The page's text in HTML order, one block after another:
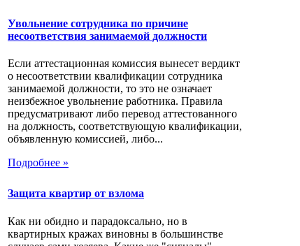
Увольнение сотрудника по причине
несоответствия занимаемой должности
Если аттестационная комиссия вынесет вердикт
о несоответствии квалификации сотрудника
занимаемой должности, то это не означает
неизбежное увольнение работника. Правила
предусматривают либо перевод аттестованного
на должность, соответствующую квалификации,
объявленную комиссией, либо...
Подробнее »
Защита квартир от взлома
Как ни обидно и парадоксально, но в
квартирных кражах виновны в большинстве